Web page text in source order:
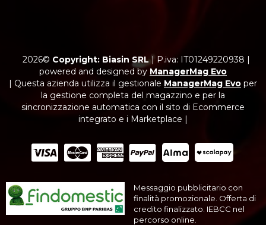
2026© Copyright: Biasin SRL| P.iva: IT01249220938 |
powered and designed by ManagerMag Evo
| Questa azienda utilizza il gestionale ManagerMag Evo per
la gestione completa del magazzino e per la
sincronizzazione automatica con il sito di Ecommerce
integrato e i Marketplace |
Messaggio pubblicitario con
finalità promozionale. Offerta di
credito finalizzato. IEBCC nel
percorso online.